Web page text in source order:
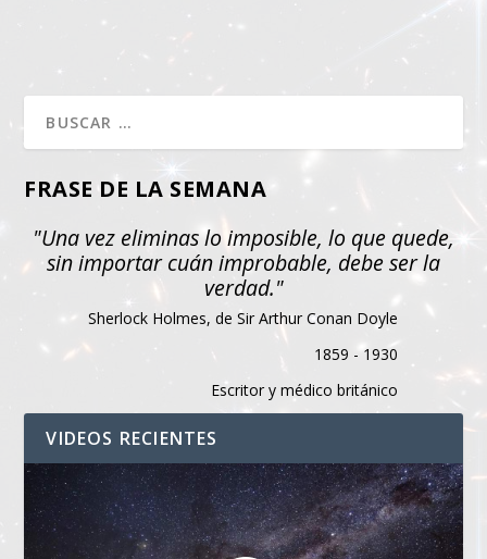
FRASE DE LA SEMANA
"Una vez eliminas lo imposible, lo que quede,
sin importar cuán improbable, debe ser la
verdad."
Sherlock Holmes, de Sir Arthur Conan Doyle
1859 - 1930
Escritor y médico británico
VIDEOS RECIENTES